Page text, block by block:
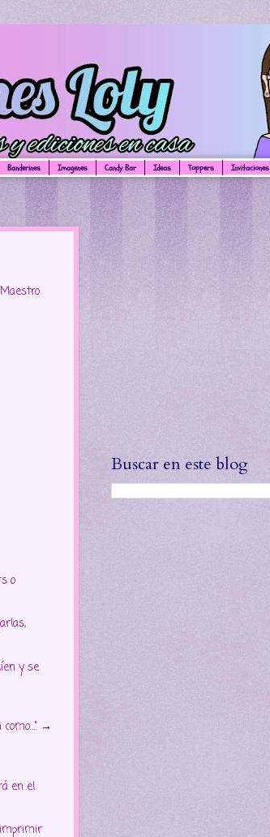
Banderines Imagenes Candy Bar Ideas Toppers Invitaciones
o
y se
→
en el
Buscar en este blog